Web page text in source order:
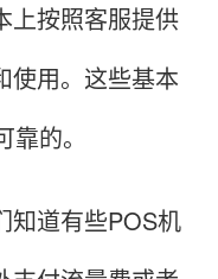
上按照客服提供
使用。这些基本
的。
道有些POS机